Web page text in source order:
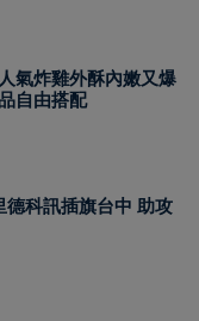
氣炸雞外酥內嫩又爆
自由搭配
德科訊插旗台中 助攻